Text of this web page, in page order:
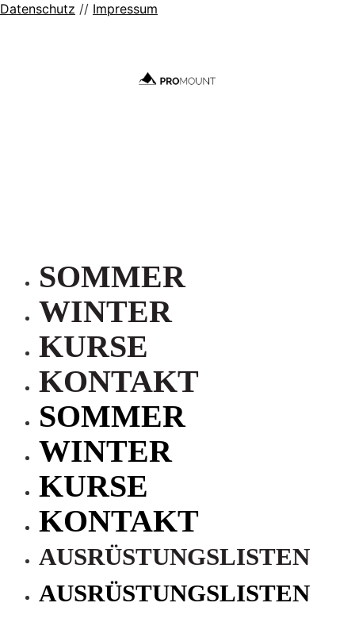
Datenschutz // Impressum
SOMMER
WINTER
KURSE
KONTAKT
SOMMER
WINTER
KURSE
KONTAKT
AUSRÜSTUNGSLISTEN
AUSRÜSTUNGSLISTEN